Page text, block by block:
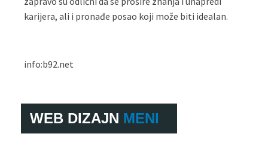
karijera, ali i pronađe posao koji može biti idealan.
info:b92.net
WEB DIZAJN MENI